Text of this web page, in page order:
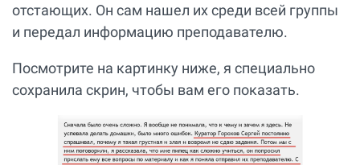
отстающих. Он сам нашел их среди всей группы
и передал информацию преподавателю.
Посмотрите на картинку ниже, я специально
сохранила скрин, чтобы вам его показать.